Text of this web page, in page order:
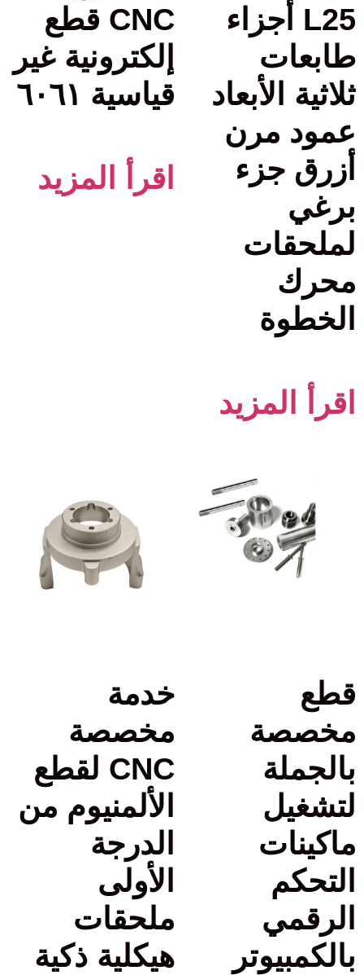
L25 أجزاء
طابعات
ثلاثية الأبعاد
عمود مرن
أزرق جزء
برغي
لملحقات
محرك
الخطوة
اقرأ المزيد
CNC قطع
إلكترونية غير
قياسية ٦٠٦١
اقرأ المزيد
قطع
مخصصة
بالجملة
لتشغيل
ماكينات
التحكم
الرقمي
بالكمبيوتر
خدمة
مخصصة
CNC لقطع
الألمنيوم من
الدرجة
الأولى
ملحقات
هيكلية ذكية